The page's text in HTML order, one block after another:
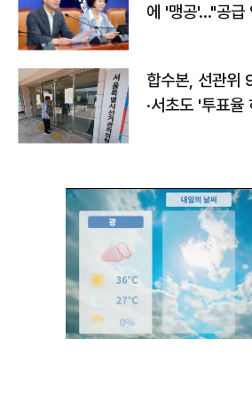
에 '맹공'…"공급
합수본, 선관위
·서초도 '투표